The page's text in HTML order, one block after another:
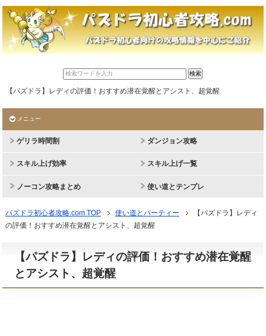
【パズドラ】レディの評価！おすすめ潜在覚醒とアシスト、超覚醒
メニュー
ゲリラ時間割 ダンジョン攻略
スキル上げ効率 スキル上げ一覧
ノーコン攻略まとめ 使い道とテンプレ
パズドラ初心者攻略.com TOP 使い道とパーティー
【パズドラ】レディ
の評価！おすすめ潜在覚醒とアシスト、超覚醒
【パズドラ】レディの評価！おすすめ潜在覚醒
とアシスト、超覚醒